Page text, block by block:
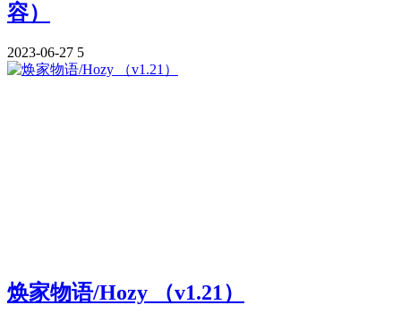
容）
2023-06-27 5
焕家物语/Hozy （v1.21）